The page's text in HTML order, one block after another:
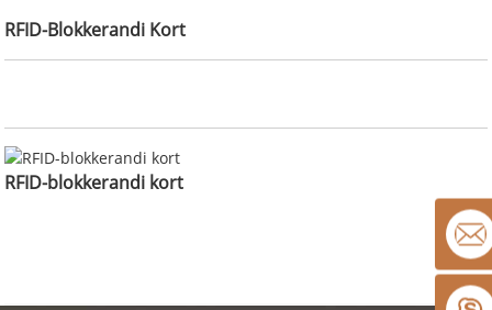
RFID-Blokkerandi Kort
RFID-blokkerandi kort